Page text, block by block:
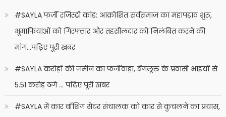
#SAYLA फर्जी रजिस्ट्री कांड: आक्रोशित सर्वसमाज का महापड़ाव शुरू,
भूमाफियाओं को गिरफ्तार और तहसीलदार को निलंबित करने की
मांग…पढ़िए पूरी खबर
#SAYLA करोड़ों की जमीन का फर्जीवाड़ा, बेंगलूरु के प्रवासी भाइयों से
5.51 करोड़ ठगे … पढ़िए पूरी खबर
#SAYLA में कार वॉशिंग सेंटर संचालक को कार से कुचलने का प्रयास,